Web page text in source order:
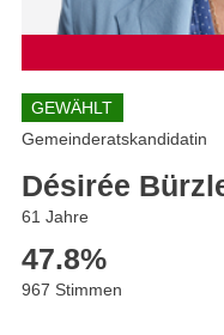
GEWÄHLT
Gemeinderatskandidatin
Désirée
61 Jahre
47.8%
967 Stimmen